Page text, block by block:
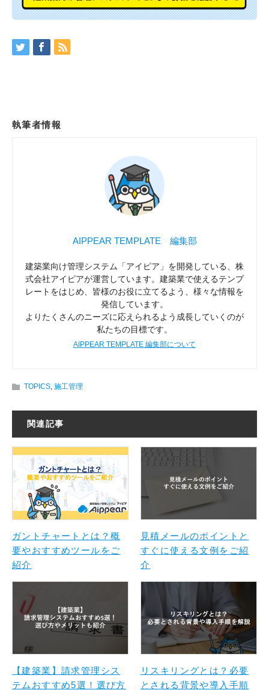
執筆者情報
AIPPEAR TEMPLATE 編集部
建築業向け管理システム「アイピア」を開発している、株
式会社アイピアが運営しています。建築業で使えるテンプ
レートをはじめ、皆様のお役に立てるよう、様々な情報を
発信しています。
よりたくさんのニーズに応えられるよう成長していくのが
私たちの目標です。
AIPPEAR TEMPLATE 編集部について
TOPICS, 施工管理
関連記事
ガントチャートとは？概
要やおすすめツールをご
紹介
見積メールのポイントと
すぐに使える文例をご紹
介
【建築業】請求管理シス
テムおすすめ5選！選び方
リスキリングとは？必要
とされる背景や導入手順